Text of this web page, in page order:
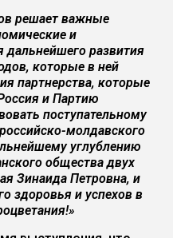
решает важные
и
дальнейшего развития
которые в ней
партнерства, которые
и Партию
поступательному
молдавского
углублению
общества двух
Зинаида Петровна, и
здоровья и успехов в